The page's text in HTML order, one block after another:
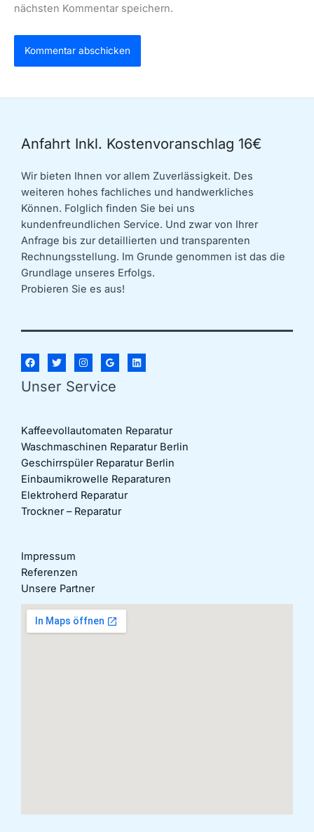
nächsten Kommentar speichern.
Anfahrt Inkl. Kostenvoranschlag 16€
Wir bieten Ihnen vor allem Zuverlässigkeit. Des
weiteren hohes fachliches und handwerkliches
Können. Folglich finden Sie bei uns
kundenfreundlichen Service. Und zwar von Ihrer
Anfrage bis zur detaillierten und transparenten
Rechnungsstellung. Im Grunde genommen ist das die
Grundlage unseres Erfolgs.
Probieren Sie es aus!
Unser Service
Kaffeevollautomaten Reparatur
Waschmaschinen Reparatur Berlin
Geschirrspüler Reparatur Berlin
Einbaumikrowelle Reparaturen
Elektroherd Reparatur
Trockner – Reparatur
Impressum
Referenzen
Unsere Partner